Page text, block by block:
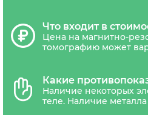
должны
представителем(один
законный
Что входит в
Цена на магнитно-
томографию может
сверхвысокопольные),
скидок. В стоимость
входит диагностика,
заключение
Какие
Наличие некоторых
теле. Наличие